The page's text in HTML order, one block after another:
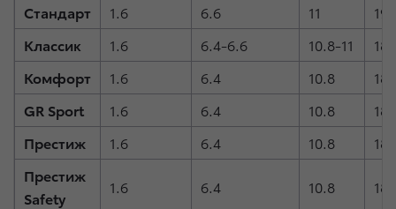
Стандарт 1.6 6.6 11
195
Классик
1.6 6.4-6.6 10.8-11
Комфорт
1.6 6.4 10.8
185
GR Sport
1.6 6.4 10.8
185
Престиж
1.6 6.4 10.8
185
Престиж
Safety
1.6 6.4 10.8 185